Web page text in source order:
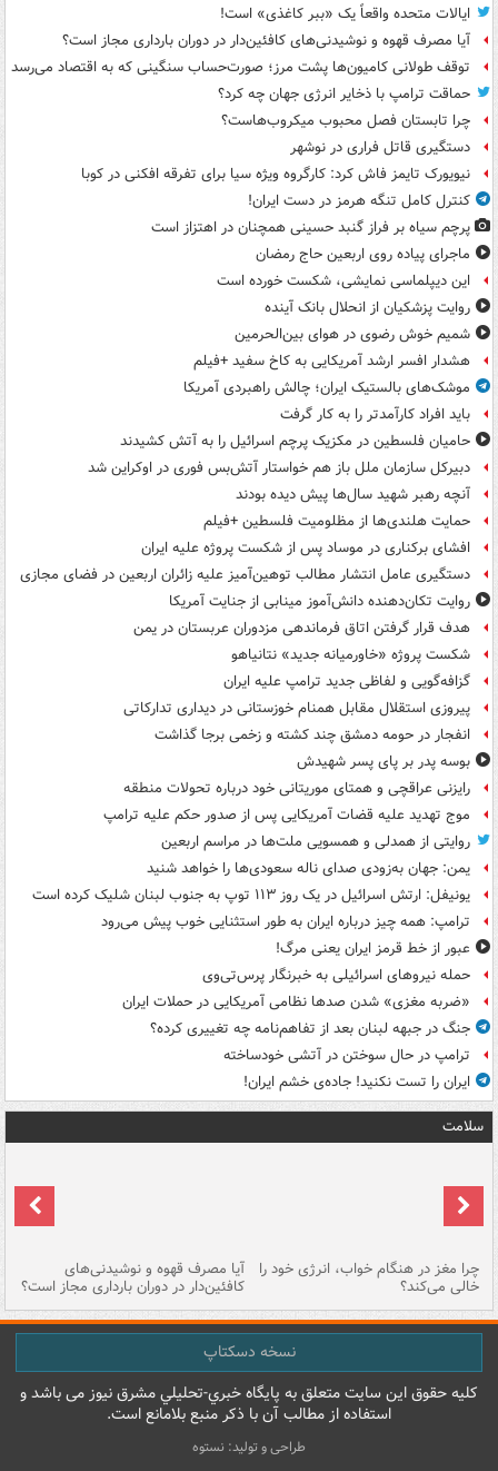
ایالات متحده واقعاً یک «ببر کاغذی» است!
آیا مصرف قهوه و نوشیدنی‌های کافئین‌دار در دوران بارداری مجاز است؟
توقف طولانی کامیون‌ها پشت مرز؛ صورت‌حساب سنگینی که به اقتصاد می‌رسد
حماقت ترامپ با ذخایر انرژی جهان چه کرد؟
چرا تابستان فصل محبوب میکروب‌هاست؟
دستگیری قاتل فراری در نوشهر
نیویورک تایمز فاش کرد: کارگروه ویژه سیا برای تفرقه افکنی در کوبا
کنترل کامل تنگه هرمز در دست ایران!
پرچم سیاه بر فراز گنبد حسینی همچنان در اهتزاز است
ماجرای پیاده روی اربعین حاج رمضان
این دیپلماسی نمایشی، شکست خورده است
روایت پزشکیان از انحلال بانک آینده
شمیم خوش رضوی در هوای بین‌الحرمین
هشدار افسر ارشد آمریکایی به کاخ سفید +فیلم
موشک‌های بالستیک ایران؛ چالش راهبردی آمریکا
باید افراد کارآمدتر را به کار گرفت
حامیان فلسطین در مکزیک پرچم اسرائیل را به آتش کشیدند
دبیرکل سازمان ملل باز هم خواستار آتش‌بس فوری در اوکراین شد
آنچه رهبر شهید سال‌ها پیش دیده بودند
حمایت هلندی‌ها از مظلومیت فلسطین +فیلم
افشای برکناری در موساد پس از شکست پروژه علیه ایران
دستگیری عامل انتشار مطالب توهین‌آمیز علیه زائران اربعین در فضای مجازی
روایت تکان‌دهنده دانش‌آموز مینابی از جنایت آمریکا
هدف قرار گرفتن اتاق‌ فرماندهی مزدوران عربستان در یمن
شکست پروژه «خاورمیانه جدید» نتانیاهو
گزافه‌گویی و لفاظی جدید ترامپ علیه ایران
پیروزی استقلال مقابل همنام خوزستانی در دیداری تدارکاتی
انفجار در حومه دمشق چند کشته و زخمی برجا گذاشت
بوسه‌ پدر بر پای پسر شهیدش
رایزنی عراقچی و همتای موریتانی خود درباره تحولات منطقه
موج تهدید علیه قضات آمریکایی پس از صدور حکم علیه ترامپ
روایتی از همدلی و همسویی ملت‌ها در مراسم اربعین
یمن: جهان به‌زودی صدای ناله سعودی‌ها را خواهد شنید
یونیفل: ارتش اسرائیل در یک روز ۱۱۳ توپ به جنوب لبنان شلیک کرده است
ترامپ: همه چیز درباره ایران به طور استثنایی خوب پیش می‌رود
عبور از خط قرمز ایران یعنی مرگ!
حمله نیروهای اسرائیلی به خبرنگار پرس‌تی‌وی
«ضربه مغزی» شدن صدها نظامی آمریکایی در حملات ایران
جنگ در جبهه لبنان بعد از تفاهم‌نامه چه تغییری کرده؟
ترامپ در حال سوختن در آتشی خودساخته
ایران را تست نکنید! جاده‌ی خشم ایران!
سلامت
چرا مغز در هنگام خواب، انرژی خود را
خالی می‌کند؟
آیا مصرف قهوه و نوشیدنی‌های
کافئین‌دار در دوران بارداری مجاز است؟
نسخه دسکتاپ
کليه حقوق اين سايت متعلق به پایگاه خبري-تحليلي مشرق نيوز می باشد و
استفاده از مطالب آن با ذکر منبع بلامانع است.
طراحی و تولید: نستوه